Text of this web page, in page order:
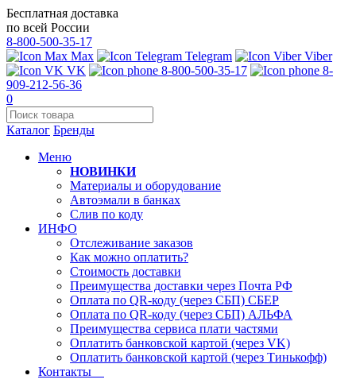
Бесплатная доставка
по всей России
8-800-500-35-17
Max
Telegram
Viber
VK
8-800-500-35-17
8-
909-212-56-36
0
Каталог Бренды
Меню
НОВИНКИ
Материалы и оборудование
Автоэмали в банках
Слив по коду
ИНФО
Отслеживание заказов
Как можно оплатить?
Стоимость доставки
Преимущества доставки через Почта РФ
Оплата по QR-коду (через СБП) СБЕР
Оплата по QR-коду (через СБП) АЛЬФА
Преимущества сервиса плати частями
Оплатить банковской картой (через VK)
Оплатить банковской картой (через Тинькофф)
Контакты